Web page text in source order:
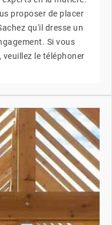
proposer de placer
qu'il dresse un
Si vous
le téléphoner